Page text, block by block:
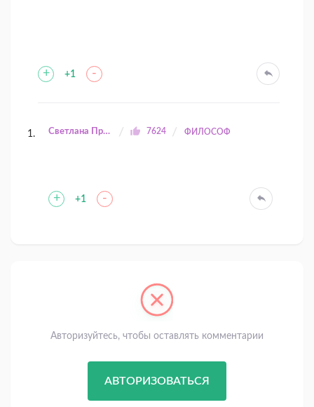
+ +1 -
Светлана Прилуцкая 7624 ФИЛОСОФ
+ +1 -
Авторизуйтесь, чтобы оставлять комментарии
АВТОРИЗОВАТЬСЯ